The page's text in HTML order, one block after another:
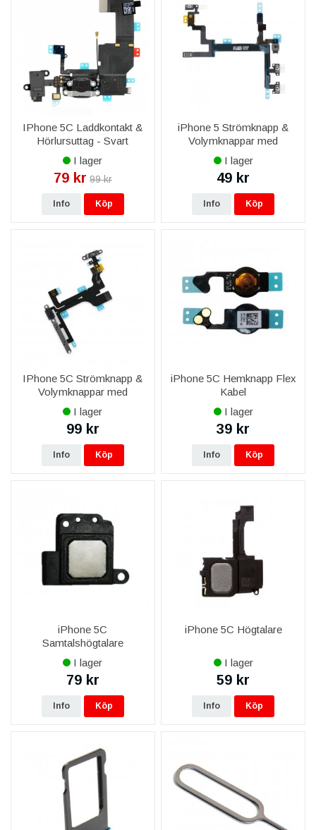
IPhone 5C Laddkontakt &
Hörlursuttag - Svart
I lager
79 kr 99 kr
Info Köp
iPhone 5 Strömknapp &
Volymknappar med
Flexkabel
I lager
49 kr
Info Köp
IPhone 5C Strömknapp &
Volymknappar med
Flexkabel
I lager
99 kr
Info Köp
iPhone 5C Hemknapp Flex
Kabel
I lager
39 kr
Info Köp
iPhone 5C
Samtalshögtalare
I lager
79 kr
Info Köp
iPhone 5C Högtalare
I lager
59 kr
Info Köp